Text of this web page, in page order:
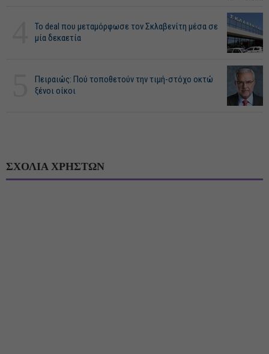
Το deal που μεταμόρφωσε τον Σκλαβενίτη μέσα σε
μία δεκαετία
Πειραιώς: Πού τοποθετούν την τιμή-στόχο οκτώ
ξένοι οίκοι
ΣΧΟΛΙΑ ΧΡΗΣΤΩΝ